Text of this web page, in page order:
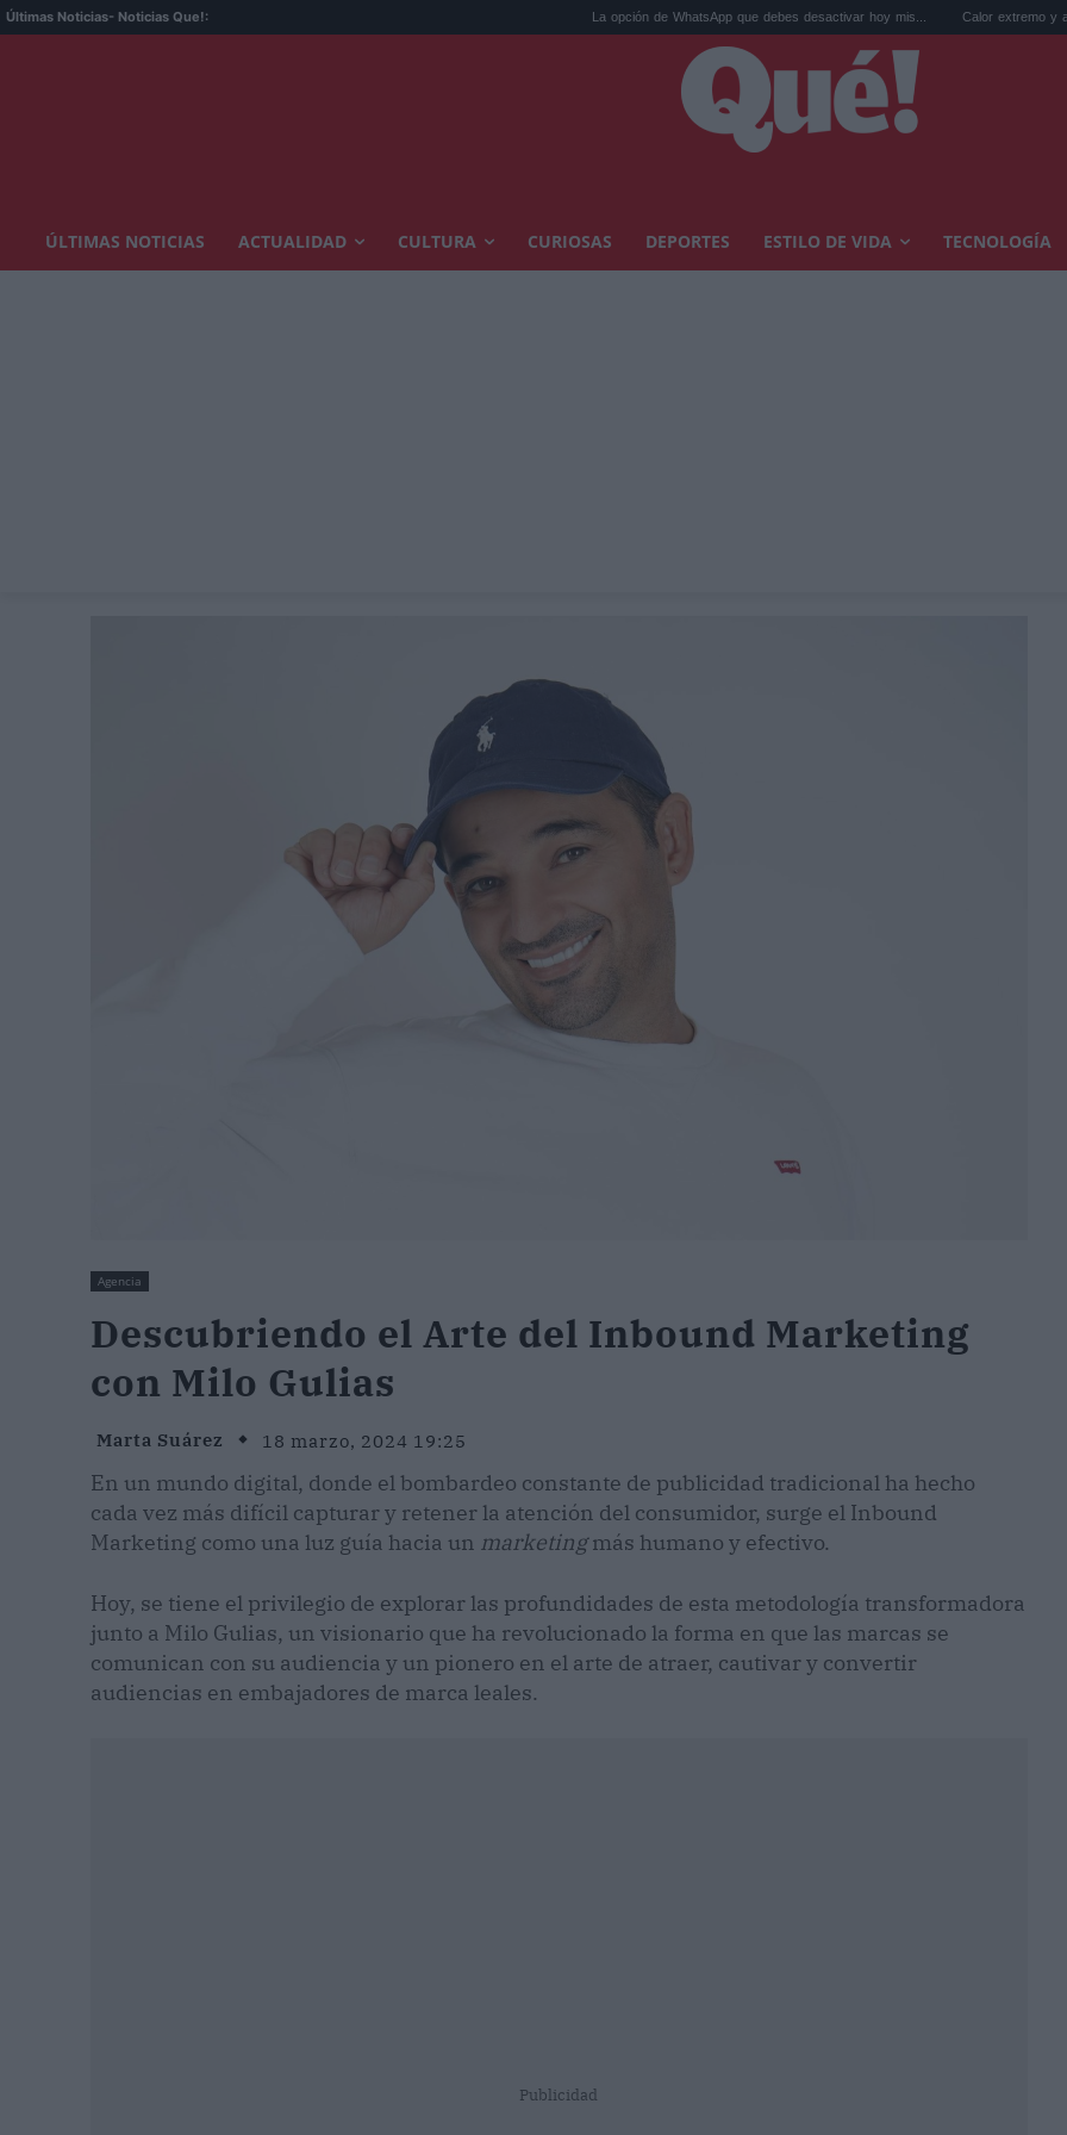
Últimas Noticias- Noticias Que!: La opción de WhatsApp que debes desactivar hoy mis... Calor extremo y ansiedad:
ÚLTIMAS NOTICIAS ACTUALIDAD CULTURA CURIOSAS DEPORTES ESTILO DE VIDA TECNOLOGÍA
Agencia
Descubriendo el Arte del Inbound Marketing
con Milo Gulias
Marta Suárez 18 marzo, 2024 19:25
En un mundo digital, donde el bombardeo constante de publicidad tradicional ha hecho
cada vez más difícil capturar y retener la atención del consumidor, surge el Inbound
Marketing como una luz guía hacia un marketingmás humano y efectivo.
Hoy, se tiene el privilegio de explorar las profundidades de esta metodología transformadora
junto a Milo Gulias, un visionario que ha revolucionado la forma en que las marcas se
comunican con su audiencia y un pionero en el arte de atraer, cautivar y convertir
audiencias en embajadores de marca leales.
Publicidad